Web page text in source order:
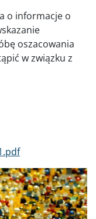
o informacje o
oszacowania
w związku z